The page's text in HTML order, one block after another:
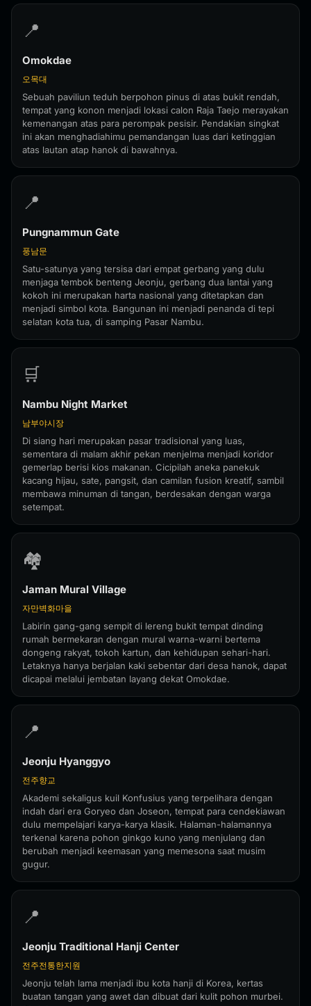
📍
Omokdae
오목대
Sebuah paviliun teduh berpohon pinus di atas bukit rendah,
tempat yang konon menjadi lokasi calon Raja Taejo merayakan
kemenangan atas para perompak pesisir. Pendakian singkat
ini akan menghadiahimu pemandangan luas dari ketinggian
atas lautan atap hanok di bawahnya.
📍
Pungnammun Gate
풍남문
Satu-satunya yang tersisa dari empat gerbang yang dulu
menjaga tembok benteng Jeonju, gerbang dua lantai yang
kokoh ini merupakan harta nasional yang ditetapkan dan
menjadi simbol kota. Bangunan ini menjadi penanda di tepi
selatan kota tua, di samping Pasar Nambu.
🛒
Nambu Night Market
남부야시장
Di siang hari merupakan pasar tradisional yang luas,
sementara di malam akhir pekan menjelma menjadi koridor
gemerlap berisi kios makanan. Cicipilah aneka panekuk
kacang hijau, sate, pangsit, dan camilan fusion kreatif, sambil
membawa minuman di tangan, berdesakan dengan warga
setempat.
🏘️
Jaman Mural Village
자만벽화마을
Labirin gang-gang sempit di lereng bukit tempat dinding
rumah bermekaran dengan mural warna-warni bertema
dongeng rakyat, tokoh kartun, dan kehidupan sehari-hari.
Letaknya hanya berjalan kaki sebentar dari desa hanok, dapat
dicapai melalui jembatan layang dekat Omokdae.
📍
Jeonju Hyanggyo
전주향교
Akademi sekaligus kuil Konfusius yang terpelihara dengan
indah dari era Goryeo dan Joseon, tempat para cendekiawan
dulu mempelajari karya-karya klasik. Halaman-halamannya
terkenal karena pohon ginkgo kuno yang menjulang dan
berubah menjadi keemasan yang memesona saat musim
gugur.
📍
Jeonju Traditional Hanji Center
전주전통한지원
Jeonju telah lama menjadi ibu kota hanji di Korea, kertas
buatan tangan yang awet dan dibuat dari kulit pohon murbei.